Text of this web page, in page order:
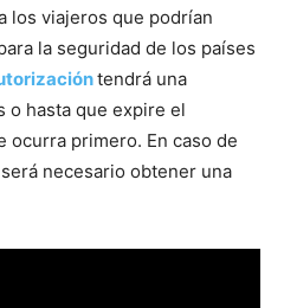
los viajeros que podrían
la seguridad de los países
tendrá una
o hasta que expire el
ocurra primero. En caso de
necesario obtener una